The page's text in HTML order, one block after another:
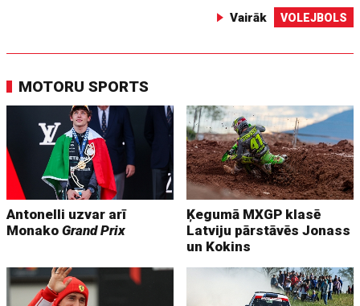
Vairāk VOLEJBOLS
MOTORU SPORTS
Antonelli uzvar arī
MonakoGrand Prix
Ķegumā MXGP klasē
Latviju pārstāvēs Jonass
un Kokins